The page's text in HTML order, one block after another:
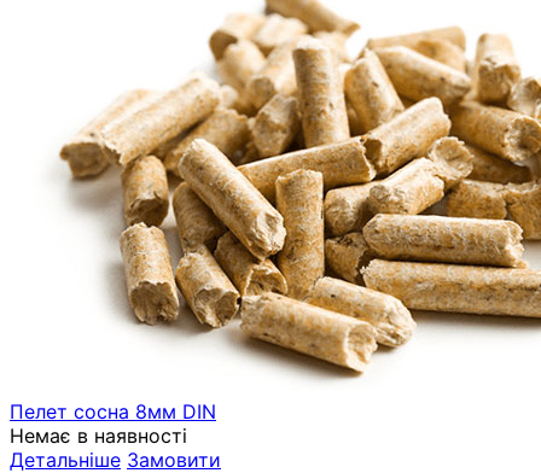
Пелет сосна 8мм DIN
Немає в наявності
Детальніше Замовити